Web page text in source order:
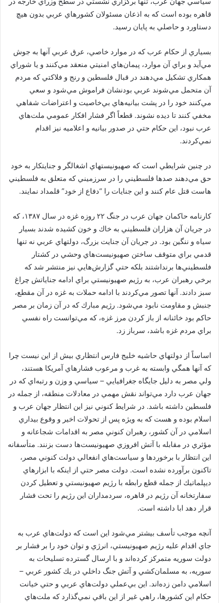
قاهره بوده است كه به اذعان مسئولان كشورهاي عربي بدون هيچ
دستاورد و حاصلي به پايان رسيد.
بسياري از حكام عرب كه در موارد خاصي، عرق عربي آنها به جوش
مي‌آيد و براي آن موارد، پيمان‌هاي امنيتي منعقد مي‌كنند و يا شوراي
همكاري تشكيل مي‌دهند در قبال فلسطين و رنج و فلاكتي كه مردم
آن متحمل مي‌شوند عربي بودنشان فراموش مي‌شود و سعي
مي‌كنند خود را در پشت بيانيه‌هاي بي‌خاصيت و اعتراضات شفاهي
مخفي كنند تا ديده نشوند. قطعاً اگر فشار افكار عمومي ملت‌هاي
عرب نبود، اين حكام حتي در صدور بيانيه و اعلاميه نيز اقدام
نمي‌كردند.
در چنين شرايطي است كه صهيونيستهاي اشغالگر و جنايتكار به خود
حق مي‌دهند صدها فلسطيني را در سرزميني كه متعلق به فلسطيني
هاست قتل عام كنند و اين جنايات را “دفاع از خود” قلمداد نمايند.
كارنامه حاكمان جهان عرب در جنگ ۲۲ روزه غزه در سال ۱۳۸۷، كه
در جريان آن هزاران فلسطيني به خاك و خون كشيده شدند بسيار
سياه و ننگين بود. در جريان آن جنايت بزرگ، دولتهاي عربي نه تنها
قدمي براي متوقف ساختن صهيونيست‌هاي وحشي در كشتار
فلسطيني‌ها برنداشتند بلكه حتي گزارش‌هايي نيز منتشر شد كه
برخي رهبران عرب، به رژيم صهيونيستي براي ادامه جناياتش چراغ
سبز دادند. آنها تصور مي‌كردند با ادامه حملات به غزه در آن مقطع،
جنبش و مقاومت نابود مي‌شود. رژيم مبارك كه در آن زمان بر مصر
حاكم بود خائنانه از باز كردن مرز غزه، كه مي‌توانست راه نفسي
براي مردم غزه باشد، سرباز زد.
اساساً از دولتهاي حاشيه خليج فارس انتظاري بيش از اين نيست چرا
كه آنها همگي وابسته به غرب و مرعوب فشارهاي آمريكا هستند،
ولي مصر به دليل جايگاه جغرافيايي – سياسي و وزن و رتبه‌اي كه در
جهان عرب دارد مي‌تواند نقش مهمي در معادلات منطقه، از جمله در
فلسطين داشته باشد. در شرايط كنوني نيز اين انتظار جهان عرب و
اسلام بوده و هست كه به ويژه پس از تحولات اخير و وقوع بيداري
اسلامي در آن كشور، رهبران كنوني مصر به اقدامات شجاعانه و
مؤثري در مقابله با آتش افروزي صهيونيست‌ها دست بزنند. متأسفانه
اين انتظار با برخوردها و سياست‌هاي انفعالي دولت كنوني مصر،
تاكنون برآورده نشده است. دولت مصر حتي از اينكه با ابزارهاي
ديپلماتيك از جمله قطع رابطه با رژيم صهيونيستي و تعطيل كردن
سفارتخانه آن رژيم در قاهره، سردمداران اين رژيم را تحت فشار
قرار دهد ابا داشته است.
آنچه موجب تأسف بيشتر مي‌شود اين است كه دولت‌هاي عرب به
جاي اقدام عليه رژيم صهيونيستي، انرژي و توان خود را بر فشار بر
دولت سوريه متمركز كرده‌اند و با ارسال گسترده تسليحات به
سوريه، به مسلمان‌كشي و آتش جنگ داخلي در يك كشور عربي –
اسلامي دامن زده‌اند. اين بي‌عملي دولت‌هاي عربي و حتي خيانت
حكام اين كشورها، راهي غير از اين باقي نمي‌گذارد كه ملت‌هاي